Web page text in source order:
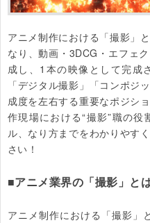
アニメ制作における「撮影」
なり、動画・3DCG・エフェ
成し、1本の映像として完成
「デジタル撮影」「コンポジ
成度を左右する重要なポジシ
作現場における“撮影”職の
ル、なり方までをわかりやす
さい！
■アニメ業界の「撮影」と
アニメ制作における「撮影」